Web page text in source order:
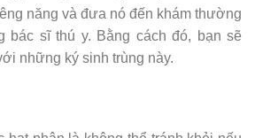
năng và đưa nó đến khám thường
bác sĩ thú y. Bằng cách đó, bạn sẽ
những ký sinh trùng này.